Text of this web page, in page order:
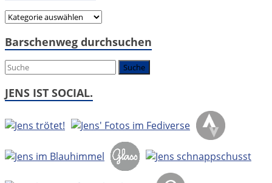
Hier
es
Barschenweg durchsuchen
JENS IST SOCIAL.